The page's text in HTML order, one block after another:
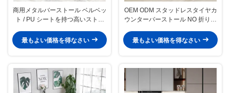
商用メタルバーストール ベルベッ
ト / PU シートを持つ高いストー
最もよい価格を得なさい
OEM ODM スタッドレスタイヤカ
ウンターバーストール NO 折りた
最もよい価格を得なさい